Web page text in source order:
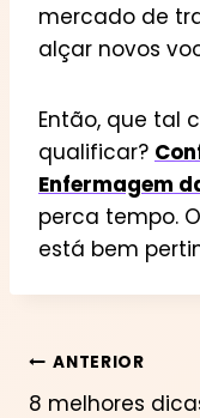
mercado de
alçar novos
Então, que tal
qualificar?
Enfermagem
perca tempo.
está bem
ANTERIOR
8 melhores